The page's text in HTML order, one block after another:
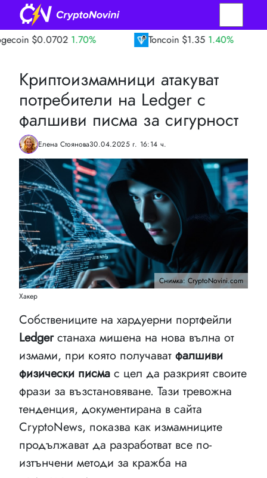
1.70% $1.35 1.40%
Криптоизмамници атакуват
потребители на Ledger с
фалшиви писма за сигурност
Елена Стоянова30.04.2025 г. 16:14 ч.
Снимка: CryptoNovini.com
Хакер
Собствениците на хардуерни портфейли
Ledgerстанаха мишена на нова вълна от
измами, при която получават фалшиви
физически писма с цел да разкрият своите
фрази за възстановяване. Тази тревожна
тенденция, документирана в сайта
CryptoNews, показва как измамниците
продължават да разработват все по-
изтънчени методи за кражба на